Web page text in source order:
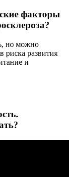
факторы
но можно
риска развития
и